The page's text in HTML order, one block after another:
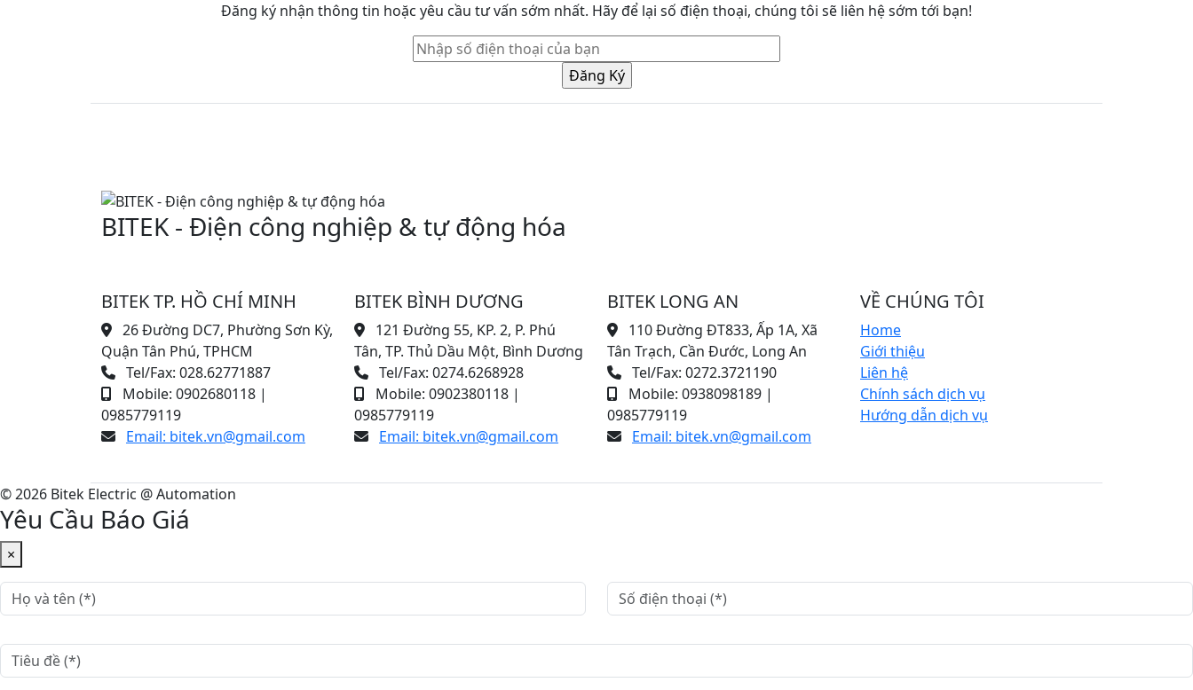
Đăng ký nhận thông tin hoặc yêu cầu tư vấn sớm nhất. Hãy để lại số điện thoại, chúng tôi sẽ liên hệ sớm tới bạn!
BITEK - Điện công nghiệp & tự động hóa
BITEK TP. HỒ CHÍ MINH
26 Đường DC7, Phường Sơn Kỳ,
Quận Tân Phú, TPHCM
Tel/Fax: 028.62771887
Mobile: 0902680118 |
0985779119
Email: bitek.vn@gmail.com
BITEK BÌNH DƯƠNG
121 Đường 55, KP. 2, P. Phú
Tân, TP. Thủ Dầu Một, Bình Dương
Tel/Fax: 0274.6268928
Mobile: 0902380118 |
0985779119
Email: bitek.vn@gmail.com
BITEK LONG AN
110 Đường ĐT833, Ấp 1A, Xã
Tân Trạch, Cần Đước, Long An
Tel/Fax: 0272.3721190
Mobile: 0938098189 |
0985779119
Email: bitek.vn@gmail.com
VỀ CHÚNG TÔI
Home
Giới thiệu
Liên hệ
Chính sách dịch vụ
Hướng dẫn dịch vụ
© 2026 Bitek Electric @ Automation
Yêu Cầu Báo Giá
×